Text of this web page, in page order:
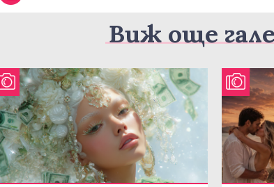
Виж още